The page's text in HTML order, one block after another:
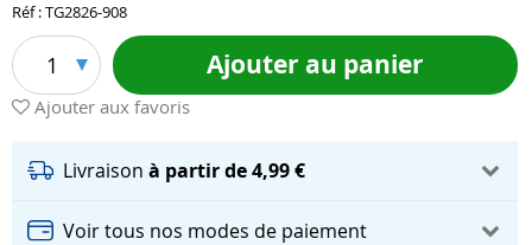
Réf : TG2826-908
1 Ajouter au panier
Ajouter aux favoris
Livraison à partir de 4,99 €
Voir tous nos modes de paiement